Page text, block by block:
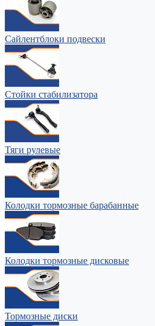
Сайлентблоки подвески
Стойки стабилизатора
Тяги рулевые
Колодки тормозные барабанные
Колодки тормозные дисковые
Тормозные диски